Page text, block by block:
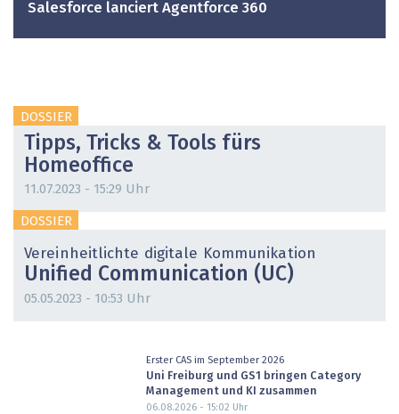
Salesforce lanciert Agentforce 360
DOSSIER
Tipps, Tricks & Tools fürs
Homeoffice
11.07.2023 - 15:29 Uhr
DOSSIER
Vereinheitlichte digitale Kommunikation
Unified Communication (UC)
05.05.2023 - 10:53 Uhr
Erster CAS im September 2026
Uni Freiburg und GS1 bringen Category
Management und KI zusammen
06.08.2026 - 15:02 Uhr